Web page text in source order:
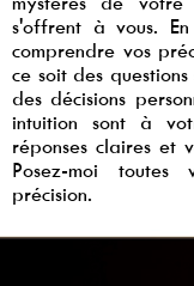
s'offrent à vous.
comprendre vos
ce soit des
des décisions
intuition sont à
réponses claires et
Posez-moi
précision.